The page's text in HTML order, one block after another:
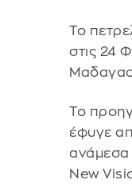
Το
στις 24
Το
έφυγε
ανάμεσα
New